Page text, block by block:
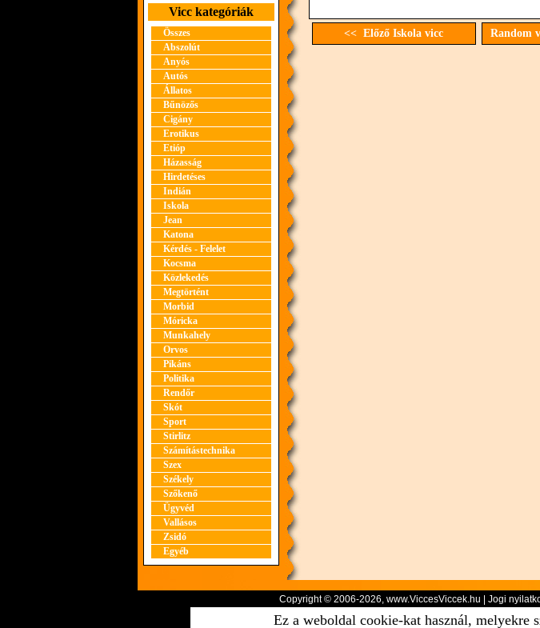
Vicc kategóriák
Összes
Abszolút
Anyós
Autós
Állatos
Bűnözős
Cigány
Erotikus
Etióp
Házasság
Hirdetéses
Indián
Iskola
Jean
Katona
Kérdés - Felelet
Kocsma
Közlekedés
Megtörtént
Morbid
Móricka
Munkahely
Orvos
Pikáns
Politika
Rendőr
Skót
Sport
Stirlitz
Számítástechnika
Szex
Székely
Szőkenő
Ügyvéd
Vallásos
Zsidó
Egyéb
<< Előző Iskola vicc Random
Copyright © 2006-2026, www.ViccesViccek.hu | Jogi
Ez a weboldal cookie-kat használ, melyekre